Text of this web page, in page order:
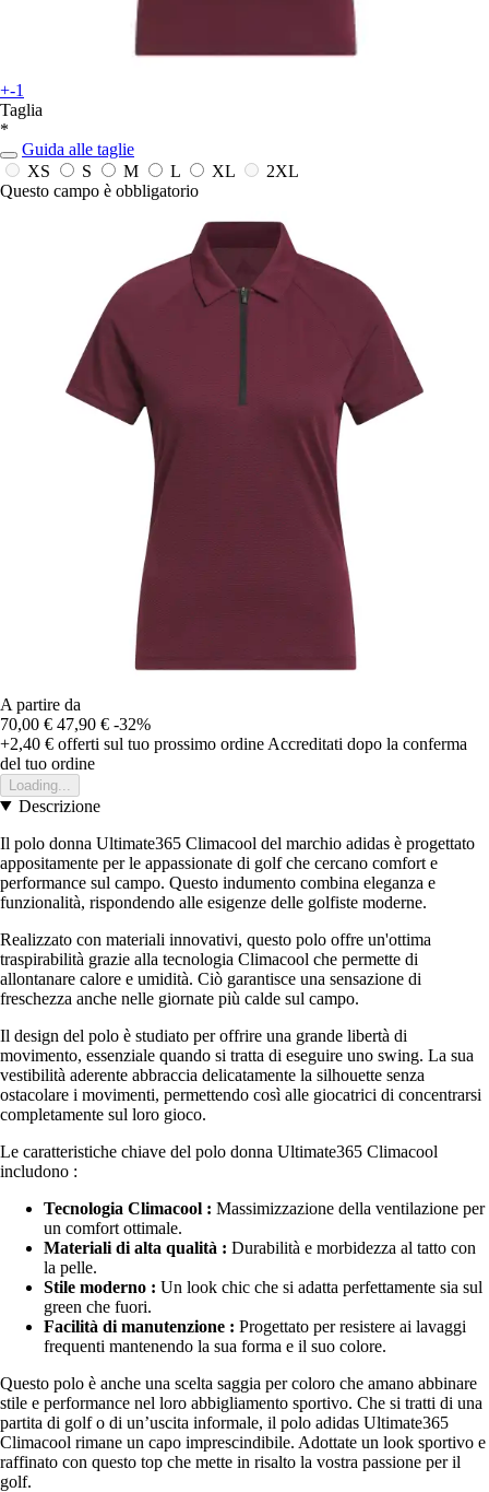
+-1
Taglia
*
Guida alle taglie
XS
S M L XL
2XL
Questo campo è obbligatorio
A partire da
70,00 € 47,90 € -32%
+2,40 € offerti sul tuo prossimo ordine Accreditati dopo la conferma
del tuo ordine
Loading...
Descrizione
Il polo donna Ultimate365 Climacool del marchio adidas è progettato
appositamente per le appassionate di golf che cercano comfort e
performance sul campo. Questo indumento combina eleganza e
funzionalità, rispondendo alle esigenze delle golfiste moderne.
Realizzato con materiali innovativi, questo polo offre un'ottima
traspirabilità grazie alla tecnologia Climacool che permette di
allontanare calore e umidità. Ciò garantisce una sensazione di
freschezza anche nelle giornate più calde sul campo.
Il design del polo è studiato per offrire una grande libertà di
movimento, essenziale quando si tratta di eseguire uno swing. La sua
vestibilità aderente abbraccia delicatamente la silhouette senza
ostacolare i movimenti, permettendo così alle giocatrici di concentrarsi
completamente sul loro gioco.
Le caratteristiche chiave del polo donna Ultimate365 Climacool
includono :
Tecnologia Climacool : Massimizzazione della ventilazione per
un comfort ottimale.
Materiali di alta qualità : Durabilità e morbidezza al tatto con
la pelle.
Stile moderno : Un look chic che si adatta perfettamente sia sul
green che fuori.
Facilità di manutenzione : Progettato per resistere ai lavaggi
frequenti mantenendo la sua forma e il suo colore.
Questo polo è anche una scelta saggia per coloro che amano abbinare
stile e performance nel loro abbigliamento sportivo. Che si tratti di una
partita di golf o di un’uscita informale, il polo adidas Ultimate365
Climacool rimane un capo imprescindibile. Adottate un look sportivo e
raffinato con questo top che mette in risalto la vostra passione per il
golf.